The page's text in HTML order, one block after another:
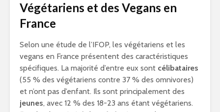
Végétariens et des Vegans en
France
Selon une étude de l’IFOP, les végétariens et les
vegans en France présentent des caractéristiques
spécifiques. La majorité d’entre eux sont célibataires
(55 % des végétariens contre 37 % des omnivores)
et n’ont pas d’enfant. Ils sont principalement des
jeunes, avec 12 % des 18-23 ans étant végétariens.